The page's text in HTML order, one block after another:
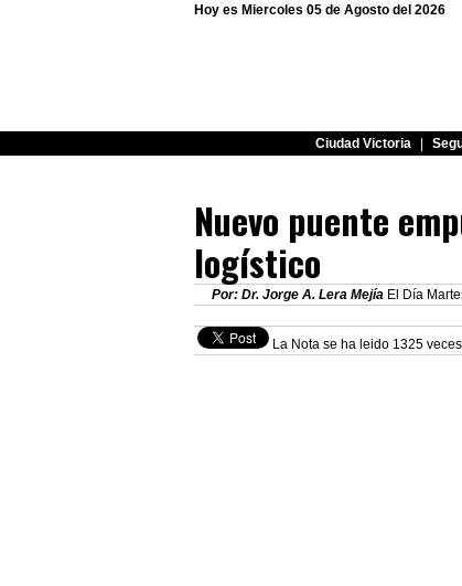
Hoy es Miercoles 05 de Agosto del 2026
Ciudad Victoria
Nuevo puente
logístico
Por: Dr. Jorge A. Lera Mejía El Día
La Nota se ha leido 1325